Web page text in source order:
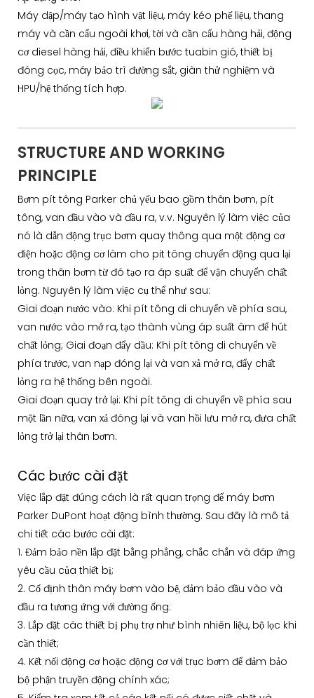
Máy dập/máy tạo hình vật liệu, máy kéo phế liệu, thang
máy và cần cẩu ngoài khơi, tời và cần cẩu hàng hải, động
cơ diesel hàng hải, điều khiển bước tuabin gió, thiết bị
đóng cọc, máy bảo trì đường sắt, giàn thử nghiệm và
HPU/hệ thống tích hợp.
STRUCTURE AND WORKING
PRINCIPLE
Bơm pít tông Parker chủ yếu bao gồm thân bơm, pít
tông, van đầu vào và đầu ra, v.v. Nguyên lý làm việc của
nó là dẫn động trục bơm quay thông qua một động cơ
điện hoặc động cơ làm cho pit tông chuyển động qua lại
trong thân bơm từ đó tạo ra áp suất để vận chuyển chất
lỏng. Nguyên lý làm việc cụ thể như sau:
Giai đoạn nước vào: Khi pít tông di chuyển về phía sau,
van nước vào mở ra, tạo thành vùng áp suất âm để hút
chất lỏng; Giai đoạn đẩy dầu: Khi pít tông di chuyển về
phía trước, van nạp đóng lại và van xả mở ra, đẩy chất
lỏng ra hệ thống bên ngoài.
Giai đoạn quay trở lại: Khi pít tông di chuyển về phía sau
một lần nữa, van xả đóng lại và van hồi lưu mở ra, đưa chất
lỏng trở lại thân bơm.
Các bước cài đặt
Việc lắp đặt đúng cách là rất quan trọng để máy bơm
Parker DuPont hoạt động bình thường. Sau đây là mô tả
chi tiết các bước cài đặt:
1. Đảm bảo nền lắp đặt bằng phẳng, chắc chắn và đáp ứng
yêu cầu của thiết bị;
2. Cố định thân máy bơm vào bệ, đảm bảo đầu vào và
đầu ra tương ứng với đường ống:
3. Lắp đặt các thiết bị phụ trợ như bình nhiên liệu, bộ lọc khi
cần thiết;
4. Kết nối động cơ hoặc động cơ với trục bơm để đảm bảo
bộ phận truyền động chính xác;